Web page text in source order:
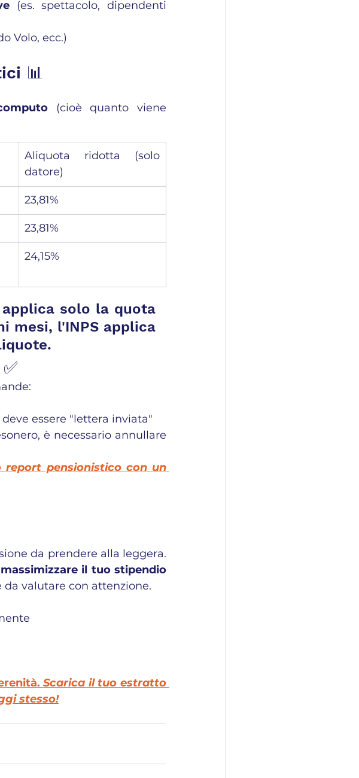
(es. spettacolo, dipendenti
Volo, ecc.)
📊
(cioè quanto viene
Aliquota ridotta (solo
datore)
23,81%
23,81%
24,15%
solo la quota
essere "lettera inviata"
è necessario annullare
report pensionistico con un
da prendere alla leggera.
massimizzare il tuo stipendio
da valutare con attenzione.
Scarica il tuo estratto
stesso!